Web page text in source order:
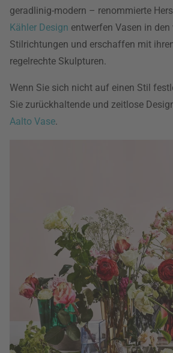
geradlinig-modern – renommierte
Kähler Design entwerfen Vasen in
Stilrichtungen und erschaffen mit
regelrechte Skulpturen.
Wenn Sie sich nicht auf einen Stil
Sie zurückhaltende und zeitlose
Aalto Vase.